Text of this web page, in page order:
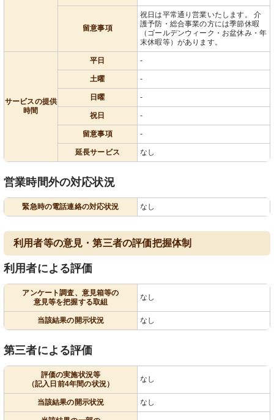
留意事項
祝日は平常通り営業いたします。 介
護予防・総合事業の方には季節休暇
（ゴールデンウィーク・お盆休み・年
末休暇等）があります。
サービスの提供
時間
平日 -
土曜 -
日曜 -
祝日 -
留意事項 -
延長サービス なし
営業時間外の対応状況
緊急時の電話連絡の対応状況 なし
利用者等の意見・第三者の評価把握体制
利用者による評価
アンケート調査、意見箱等の
意見等を把握する取組
なし
当該結果の開示状況 なし
第三者による評価
評価の実施状況等
（記入日前4年間の状況）
なし
当該結果の開示状況 なし